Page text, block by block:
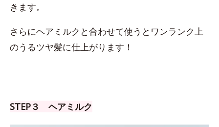
きます。
さらにヘアミルクと合わせて使うとワンランク上
のうるツヤ髪に仕上がります！
STEP３ ヘアミルク